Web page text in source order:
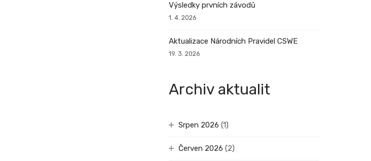
Výsledky prvních závodů
1. 4. 2026
Aktualizace Národních Pravidel CSWE
19. 3. 2026
Archiv aktualit
Srpen 2026 (1)
Červen 2026 (2)